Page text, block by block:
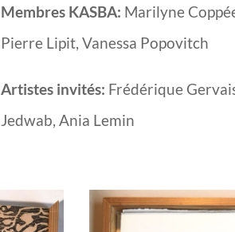
Membres KASBA: Marilyne
Pierre Lipit, Vanessa Popovitch
Artistes invités: Frédérique
Jedwab, Ania Lemin